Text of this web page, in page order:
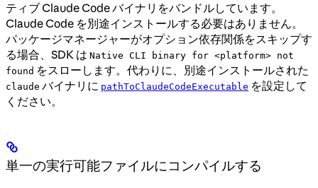
ティブ Claude Code バイナリをバンドルしています。
Claude Code を別途インストールする必要はありません。
パッケージマネージャーがオプション依存関係をスキップす
る場合、SDK は Native CLI binary for <platform> not
found をスローします。代わりに、別途インストールされた
claude バイナリに pathToClaudeCodeExecutable を設定して
ください。
単一の実行可能ファイルにコンパイルする